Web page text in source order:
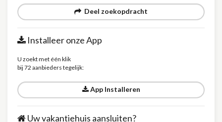
Deel zoekopdracht
Installeer onze App
U zoekt met één klik
bij 72 aanbieders tegelijk:
App Installeren
Uw vakantiehuis aansluiten?